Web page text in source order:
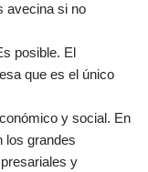
avecina si no
posible. El
que es el único
y social. En
los grandes
y